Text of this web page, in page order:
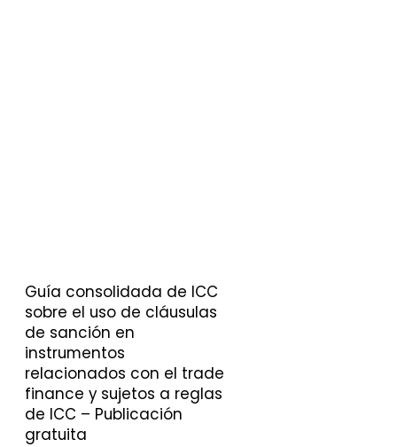
Guía consolidada de ICC
sobre el uso de cláusulas
de sanción en
instrumentos
relacionados con el trade
finance y sujetos a reglas
de ICC – Publicación
gratuita